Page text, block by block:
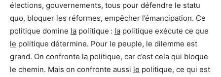
élections, gouvernements, tous pour défendre le statu
quo, bloquer les réformes, empêcher l’émancipation. Ce
politique domine la politique : la politique exécute ce que
le politique détermine. Pour le peuple, le dilemme est
grand. On confronte la politique, car c’est cela qui bloque
le chemin. Mais on confronte aussi le politique, ce qui est